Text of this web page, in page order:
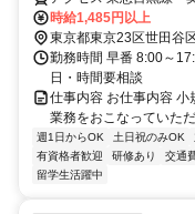
時給1,485円以上
東京都東京23区世田谷
勤務時間 早番 8:00～
日・時間要相談
仕事内容 お仕事内容
業務をおこなっていただ
週1日からOK 土日祝のみOK
有資格者歓迎
研修あり 交通
留学生活躍中